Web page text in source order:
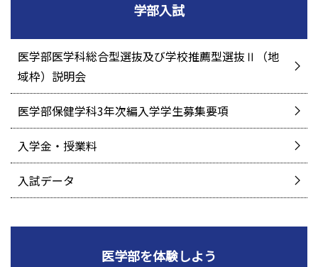
学部入試
医学部医学科総合型選抜及び学校推薦型選抜Ⅱ（地
域枠）説明会
医学部保健学科3年次編入学学生募集要項
入学金・授業料
入試データ
医学部を体験しよう